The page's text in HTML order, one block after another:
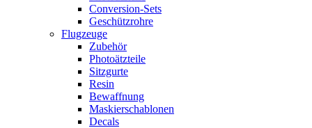
Conversion-Sets
Geschützrohre
Flugzeuge
Zubehör
Photoätzteile
Sitzgurte
Resin
Bewaffnung
Maskierschablonen
Decals